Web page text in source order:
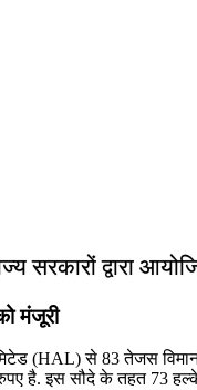
द्वारा
मंजूरी
(HAL) से 83 तेजस
रुपए है. इस सौदे के तहत 73